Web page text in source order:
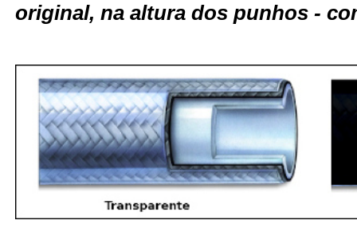
original, na altura dos punhos -